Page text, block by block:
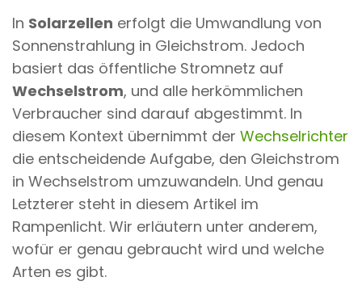
In Solarzellen erfolgt die Umwandlung von
Sonnenstrahlung in Gleichstrom. Jedoch
basiert das öffentliche Stromnetz auf
Wechselstrom, und alle herkömmlichen
Verbraucher sind darauf abgestimmt. In
diesem Kontext übernimmt der Wechselrichter
die entscheidende Aufgabe, den Gleichstrom
in Wechselstrom umzuwandeln. Und genau
Letzterer steht in diesem Artikel im
Rampenlicht. Wir erläutern unter anderem,
wofür er genau gebraucht wird und welche
Arten es gibt.